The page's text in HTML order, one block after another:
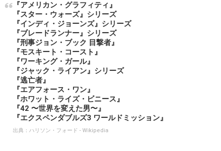
『アメリカン・グラフィティ』
『スター・ウォーズ』シリーズ
『インディ・ジョーンズ』シリーズ
『ブレードランナー』シリーズ
『刑事ジョン・ブック 目撃者』
『モスキート・コースト』
『ワーキング・ガール』
『ジャック・ライアン』シリーズ
『逃亡者』
『エアフォース・ワン』
『ホワット・ライズ・ビニース』
『42 〜世界を変えた男〜』
『エクスペンダブルズ3 ワールドミッション』
出典： ハリソン・フォード - Wikipedia